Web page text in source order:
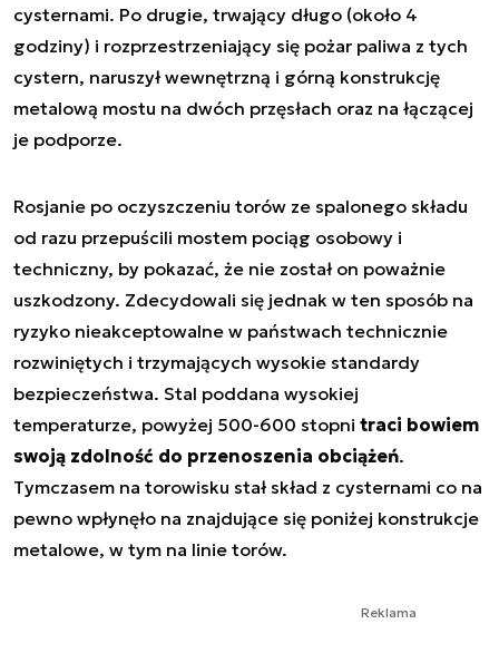
cysternami. Po drugie, trwający długo (około 4
godziny) i rozprzestrzeniający się pożar paliwa z tych
cystern, naruszył wewnętrzną i górną konstrukcję
metalową mostu na dwóch przęsłach oraz na łączącej
je podporze.
Rosjanie po oczyszczeniu torów ze spalonego składu
od razu przepuścili mostem pociąg osobowy i
techniczny, by pokazać, że nie został on poważnie
uszkodzony. Zdecydowali się jednak w ten sposób na
ryzyko nieakceptowalne w państwach technicznie
rozwiniętych i trzymających wysokie standardy
bezpieczeństwa. Stal poddana wysokiej
temperaturze, powyżej 500-600 stopni traci bowiem
swoją zdolność do przenoszenia obciążeń.
Tymczasem na torowisku stał skład z cysternami co na
pewno wpłynęło na znajdujące się poniżej konstrukcje
metalowe, w tym na linie torów.
Reklama